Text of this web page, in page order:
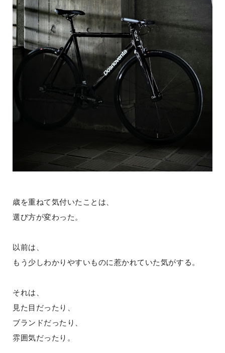
歳を重ねて気付いたことは、
選び方が変わった。
以前は、
もう少しわかりやすいものに惹かれていた気がする。
それは、
見た目だったり、
ブランドだったり、
雰囲気だったり。